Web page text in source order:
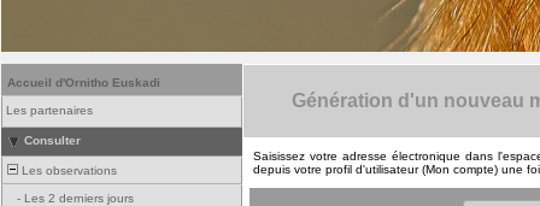
Accueil d'Ornitho Euskadi
Les partenaires
Consulter
Les observations
- Les 2 derniers jours
Génération d'un nouveau
Saisissez votre adresse électronique dans
depuis votre profil d'utilisateur (Mon compte) une